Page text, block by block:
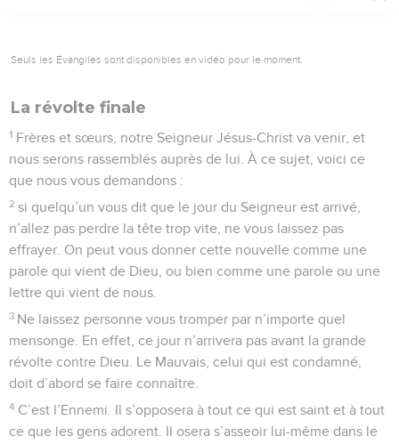
Seuls les Évangiles sont disponibles en vidéo pour le moment.
La révolte finale
1 Frères et sœurs, notre Seigneur Jésus-Christ va venir, et
nous serons rassemblés auprès de lui. À ce sujet, voici ce
que nous vous demandons :
2 si quelqu’un vous dit que le jour du Seigneur est arrivé,
n’allez pas perdre la tête trop vite, ne vous laissez pas
effrayer. On peut vous donner cette nouvelle comme une
parole qui vient de Dieu, ou bien comme une parole ou une
lettre qui vient de nous.
3 Ne laissez personne vous tromper par n’importe quel
mensonge. En effet, ce jour n’arrivera pas avant la grande
révolte contre Dieu. Le Mauvais, celui qui est condamné,
doit d’abord se faire connaître.
4 C’est l’Ennemi. Il s’opposera à tout ce qui est saint et à tout
ce que les gens adorent. Il osera s’asseoir lui-même dans le